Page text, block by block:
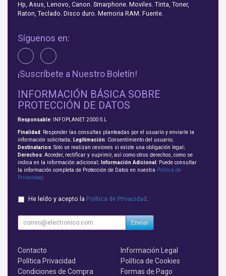
Hp, Asus, Lenovo, Canon. Smarphone. Moviles. Tinta, Toner,
Raton, Teclado. Disco duro. Memoria RAM. Fuente.
Síguenos en:
¡Suscríbete a Nuestro Boletín!
INFORMACIÓN BÁSICA SOBRE
PROTECCIÓN DE DATOS
Responsable: INFOPLANET 2000 S.L
Finalidad: Responder las consultas planteadas por el usuario y enviarle la
información solicitada; Legitimación: Consentimiento del usuario;
Destinatarios: Solo se realizan cesiones si existe una obligación legal;
Derechos: Acceder, rectificar y suprimir, así como otros derechos, como se
indica en la información adicional;
Información Adicional : Puede consultar
la información completa de Protección de Datos en nuestra Política de
Privacidad
He leído y acepto la Política de Privacidad .
Enviar
Contacto
Información Legal
Política Privacidad
Política de Cookies
Condiciones de Compra
Formas de Pago